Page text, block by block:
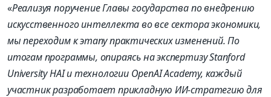
«Реализуя поручение Главы государства по внедрению
искусственного интеллекта во все сектора экономики,
мы переходим к этапу практических изменений. По
итогам программы, опираясь на экспертизу Stanford
University HAI и технологии OpenAI Academy, каждый
участник разработает прикладную ИИ-стратегию для